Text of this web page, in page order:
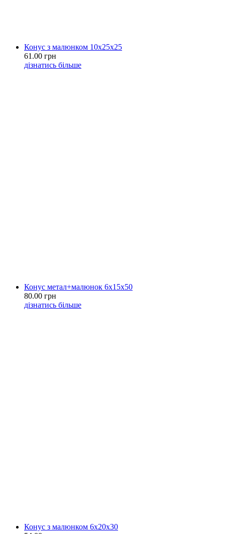
Конус з малюнком 10х25х25
61.00 грн
дізнатись більше
Конус метал+малюнок 6х15х50
80.00 грн
дізнатись більше
Конус з малюнком 6х20х30